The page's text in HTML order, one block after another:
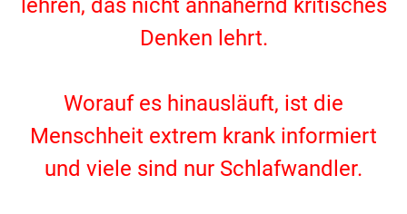
lehren, das nicht annähernd kritisches
Denken lehrt.
Worauf es hinausläuft, ist die
Menschheit extrem krank informiert
und viele sind nur Schlafwandler.